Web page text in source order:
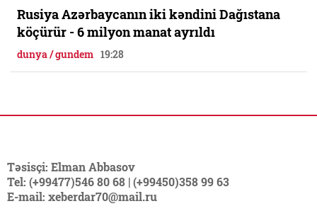
Rusiya Azərbaycanın iki kəndini Dağıstana
köçürür - 6 milyon manat ayrıldı
dunya / gundem 19:28
Təsisçi: Elman Abbasov
Tel: (+99477)546 80 68 | (+99450)358 99 63
E-mail: xeberdar70@mail.ru